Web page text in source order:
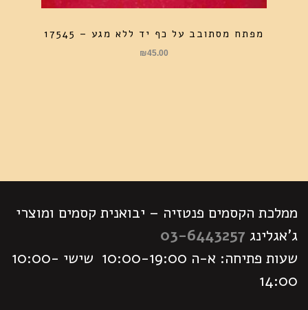
מפתח מסתובב על כף יד ללא מגע – 17545
₪45.00
ממלכת הקסמים פנטזיה – יבואנית קסמים ומוצרי
ג'אגלינג 03-6443257
שעות פתיחה: א-ה 10:00-19:00 שישי 10:00-
14:00